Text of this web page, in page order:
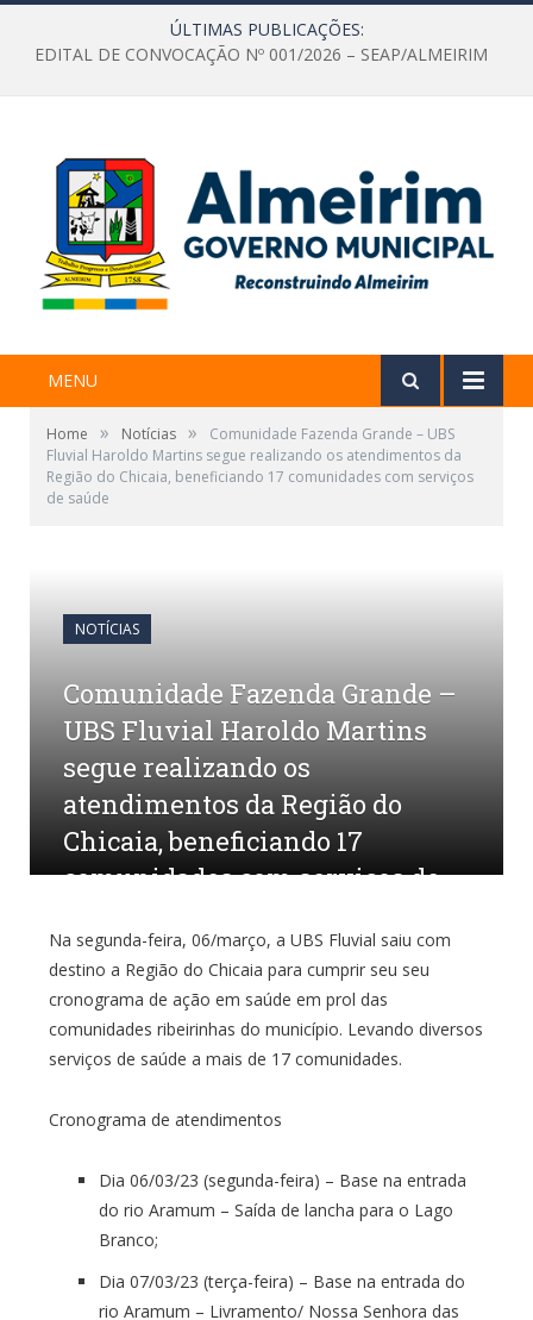
ÚLTIMAS PUBLICAÇÕES:
EDITAL DE CONVOCAÇÃO Nº 001/2026 – SEAP/ALMEIRIM
MENU
Home » Notícias »
Comunidade Fazenda Grande – UBS
Fluvial Haroldo Martins segue realizando os atendimentos da
Região do Chicaia, beneficiando 17 comunidades com serviços
de saúde
NOTÍCIAS
Comunidade Fazenda Grande –
UBS Fluvial Haroldo Martins
segue realizando os
atendimentos da Região do
Chicaia, beneficiando 17
comunidades com serviços de
por CR2-ADMIN8 em 13 DE MARÇO DE 2023
0
COMENTÁRIOS
Na segunda-feira, 06/março, a UBS Fluvial saiu com
destino a Região do Chicaia para cumprir seu seu
cronograma de ação em saúde em prol das
comunidades ribeirinhas do município. Levando diversos
serviços de saúde a mais de 17 comunidades.
Cronograma de atendimentos
Dia 06/03/23 (segunda-feira) – Base na entrada
do rio Aramum – Saída de lancha para o Lago
Branco;
Dia 07/03/23 (terça-feira) – Base na entrada do
rio Aramum – Livramento/ Nossa Senhora das